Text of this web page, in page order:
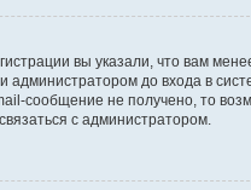
вы указали, что вам
до входа в
сообщение не получено, то
с администратором.